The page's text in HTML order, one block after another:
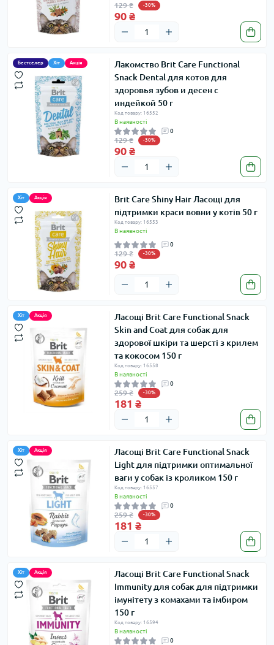
129 ₴ -30%
90 ₴
Бестселер Хіт Акція
Лакомство Brit Care Functional
Snack Dental для котов для
здоровья зубов и десен с
индейкой 50 г
Код товару: 16552
В наявності
0
129 ₴ -30%
90 ₴
Хіт Акція
Brit Care Shiny Hair Ласощі для
підтримки краси вовни у котів 50 г
Код товару: 16553
В наявності
0
129 ₴ -30%
90 ₴
Хіт Акція
Ласощі Brit Care Functional Snack
Skin and Coat для собак для
здорової шкіри та шерсті з крилем
та кокосом 150 г
Код товару: 16558
В наявності
0
259 ₴ -30%
181 ₴
Хіт Акція
Ласощі Brit Care Functional Snack
Light для підтримки оптимальної
ваги у собак із кроликом 150 г
Код товару: 16557
В наявності
0
259 ₴ -30%
181 ₴
Хіт Акція
Ласощі Brit Care Functional Snack
Immunity для собак для підтримки
імунітету з комахами та імбиром
150 г
Код товару: 16594
В наявності
0